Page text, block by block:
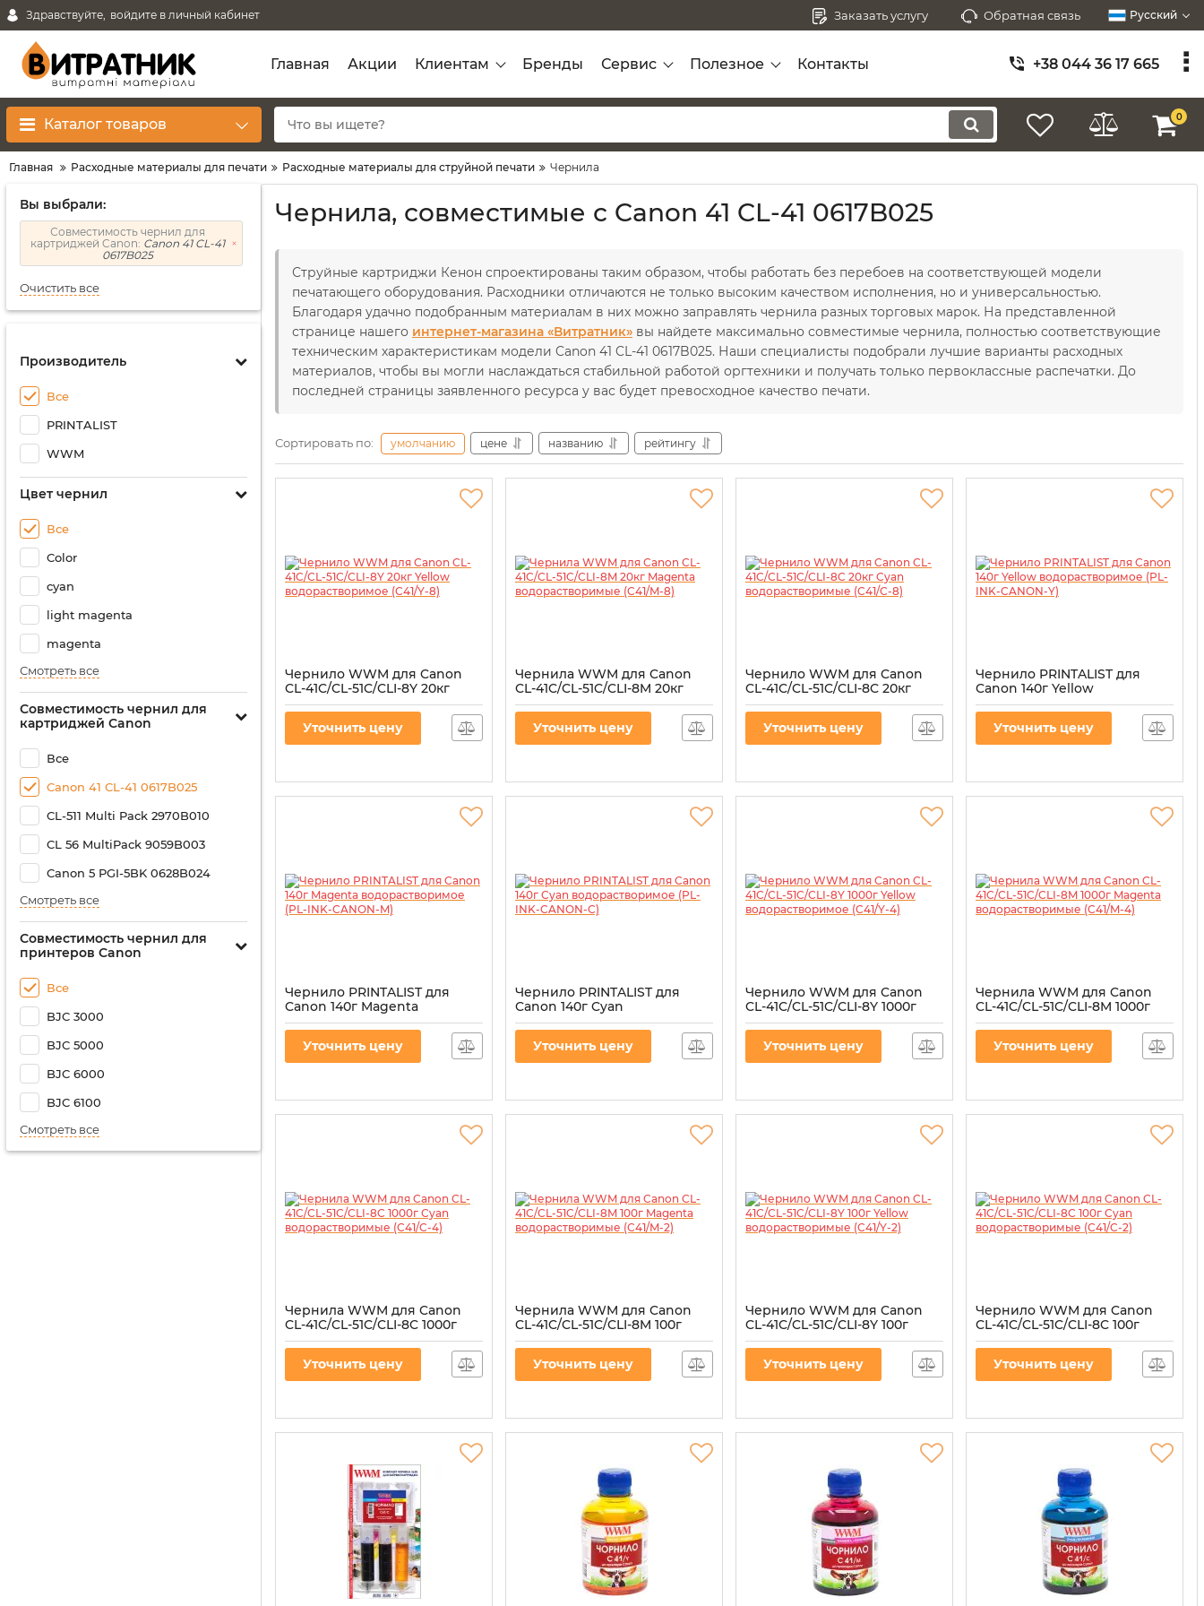
Здравствуйте, войдите в личный кабинет Заказать услугу Обратная связь Русский
Главная Акции Клиентам Бренды Сервис Полезное Контакты +38 044 36 17 665
Каталог товаров 0
Главная Расходные материалы для печати Расходные материалы для струйной печати Чернила
Вы выбрали:
Совместимость чернил для
картриджей Canon: Canon 41 CL-41
0617B025
Очистить все
Производитель
Все
PRINTALIST
WWM
Цвет чернил
Все
Color
cyan
light magenta
magenta
Смотреть все
Совместимость чернил для
картриджей Canon
Все
Canon 41 CL-41 0617B025
CL-511 Multi Pack 2970B010
CL 56 MultiPack 9059B003
Canon 5 PGI-5BK 0628B024
Смотреть все
Совместимость чернил для
принтеров Canon
Все
BJC 3000
BJC 5000
BJC 6000
BJC 6100
Смотреть все
Чернила, совместимые с Canon 41 CL-41 0617B025
Струйные картриджи Кенон спроектированы таким образом, чтобы работать без перебоев на соответствующей модели
печатающего оборудования. Расходники отличаются не только высоким качеством исполнения, но и универсальностью.
Благодаря удачно подобранным материалам в них можно заправлять чернила разных торговых марок. На представленной
странице нашего интернет-магазина «Витратник» вы найдете максимально совместимые чернила, полностью соответствующие
техническим характеристикам модели Canon 41 CL-41 0617B025. Наши специалисты подобрали лучшие варианты расходных
материалов, чтобы вы могли наслаждаться стабильной работой оргтехники и получать только первоклассные распечатки. До
последней страницы заявленного ресурса у вас будет превосходное качество печати.
Сортировать по: умолчанию цене названию рейтингу
Чернило WWM для Canon
CL-41C/CL-51C/CLI-8Y 20кг
Yellow водорастворимое
(C41/Y-8)
Артикул:C41/Y-8
Уточнить цену
Чернила WWM для Canon
CL-41C/CL-51C/CLI-8M 20кг
Magenta водорастворимые
(C41/M-8)
Артикул:C41/M-8
Уточнить цену
Чернило WWM для Canon
CL-41C/CL-51C/CLI-8C 20кг
Cyan водорастворимые
(C41/C-8)
Артикул:C41/C-8
Уточнить цену
Чернило PRINTALIST для
Canon 140г Yellow
водорастворимое (PL-INK-
CANON-Y)
Артикул:PL-INK-CANON-Y
Уточнить цену
Чернило PRINTALIST для
Canon 140г Magenta
водорастворимое (PL-INK-
CANON-M)
Артикул:PL-INK-CANON-M
Уточнить цену
Чернило PRINTALIST для
Canon 140г Cyan
водорастворимое (PL-INK-
CANON-C)
Артикул:PL-INK-CANON-C
Уточнить цену
Чернило WWM для Canon
CL-41C/CL-51C/CLI-8Y 1000г
Yellow водорастворимое
(C41/Y-4)
Артикул:C41/Y-4
Уточнить цену
Чернила WWM для Canon
CL-41C/CL-51C/CLI-8M 1000г
Magenta водорастворимые
(C41/M-4)
Артикул:C41/M-4
Уточнить цену
Чернила WWM для Canon
CL-41C/CL-51C/CLI-8C 1000г
Cyan водорастворимые
(C41/C-4)
Артикул:C41/C-4
Уточнить цену
Чернила WWM для Canon
CL-41C/CL-51C/CLI-8M 100г
Magenta водорастворимые
(C41/M-2)
Артикул:C41/M-2
Уточнить цену
Чернило WWM для Canon
CL-41C/CL-51C/CLI-8Y 100г
Yellow водорастворимые
(C41/Y-2)
Артикул:C41/Y-2
Уточнить цену
Чернило WWM для Canon
CL-41C/CL-51C/CLI-8C 100г
Cyan водорастворимые
(C41/C-2)
Артикул:C41/C-2
Уточнить цену